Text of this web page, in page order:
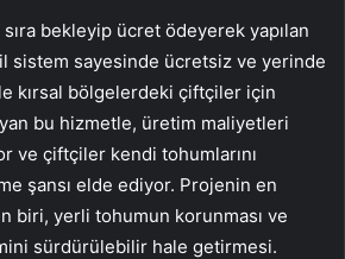
bekleyip ücret ödeyerek yapılan
sistem sayesinde ücretsiz ve yerinde
kırsal bölgelerdeki çiftçiler için
bu hizmetle, üretim maliyetleri
ve çiftçiler kendi tohumlarını
şansı elde ediyor. Projenin en
biri, yerli tohumun korunması ve
sürdürülebilir hale getirmesi.